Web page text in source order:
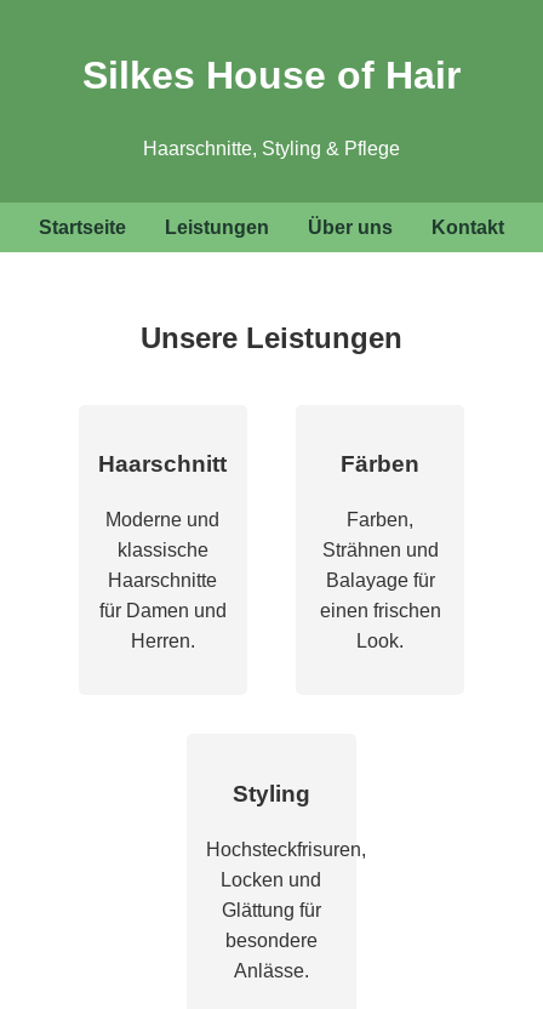
Silkes House of Hair
Haarschnitte, Styling & Pflege
Startseite Leistungen Über uns Kontakt
Unsere Leistungen
Haarschnitt
Moderne und
klassische
Haarschnitte
für Damen und
Herren.
Färben
Farben,
Strähnen und
Balayage für
einen frischen
Look.
Styling
Hochsteckfrisuren,
Locken und
Glättung für
besondere
Anlässe.